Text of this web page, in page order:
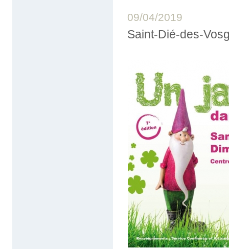
09/04/2019
Saint-Dié-des-